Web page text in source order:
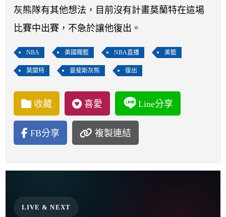
灰熊隊有其他想法，目前沒有計畫莫蘭特在這場
比賽中出賽，不急於讓他復出。
NBA 美國職籃 NBA直播 美籃
莫蘭特 曼斐斯灰熊 復出
收藏 喜愛 Line分享
FB分享 複製連結
LIVE & NEXT